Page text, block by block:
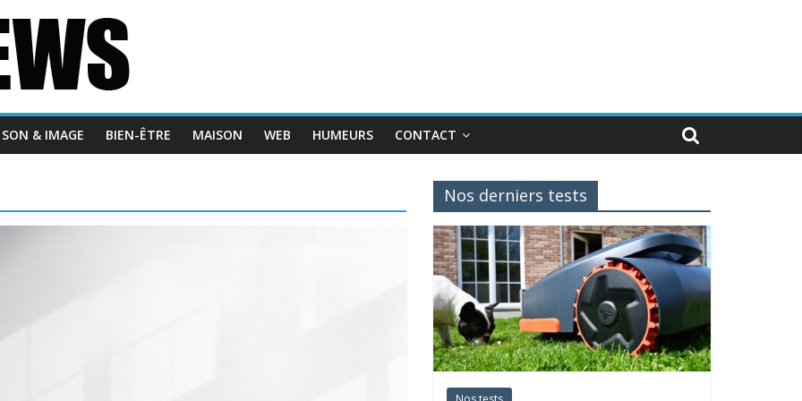
SON & IMAGE BIEN-ÊTRE MAISON WEB HUMEURS CONTACT
Nos derniers tests